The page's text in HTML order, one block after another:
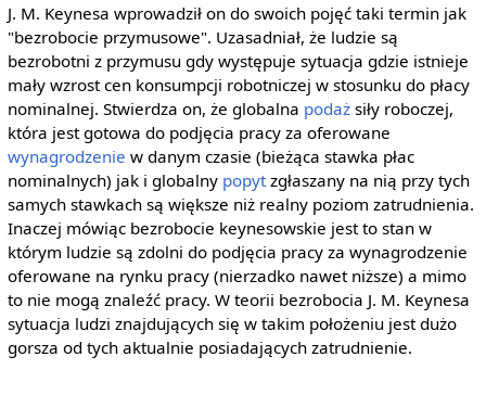
J. M. Keynesa wprowadził on do swoich pojęć taki termin jak
"bezrobocie przymusowe". Uzasadniał, że ludzie są
bezrobotni z przymusu gdy występuje sytuacja gdzie istnieje
mały wzrost cen konsumpcji robotniczej w stosunku do płacy
nominalnej. Stwierdza on, że globalna podażsiły roboczej,
która jest gotowa do podjęcia pracy za oferowane
wynagrodzenie w danym czasie (bieżąca stawka płac
nominalnych) jak i globalny popytzgłaszany na nią przy tych
samych stawkach są większe niż realny poziom zatrudnienia.
Inaczej mówiąc bezrobocie keynesowskie jest to stan w
którym ludzie są zdolni do podjęcia pracy za wynagrodzenie
oferowane na rynku pracy (nierzadko nawet niższe) a mimo
to nie mogą znaleźć pracy. W teorii bezrobocia J. M. Keynesa
sytuacja ludzi znajdujących się w takim położeniu jest dużo
gorsza od tych aktualnie posiadających zatrudnienie.